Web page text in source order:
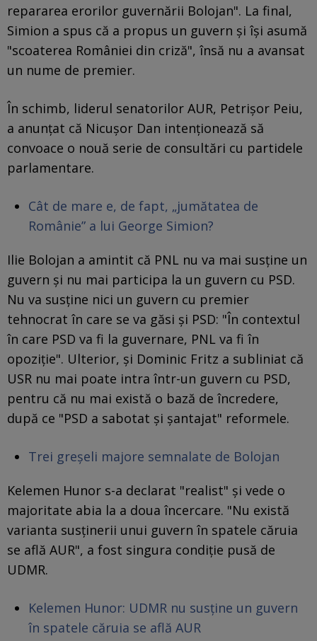
repararea erorilor guvernării Bolojan". La final,
Simion a spus că a propus un guvern şi îşi asumă
"scoaterea României din criză", însă nu a avansat
un nume de premier.
În schimb, liderul senatorilor AUR, Petrișor Peiu,
a anunțat că Nicușor Dan intenționează să
convoace o nouă serie de consultări cu partidele
parlamentare.
Cât de mare e, de fapt, „jumătatea de
Românie” a lui George Simion?
Ilie Bolojan a amintit că PNL nu va mai susţine un
guvern şi nu mai participa la un guvern cu PSD.
Nu va susţine nici un guvern cu premier
tehnocrat în care se va găsi şi PSD: "În contextul
în care PSD va fi la guvernare, PNL va fi în
opoziție". Ulterior, şi Dominic Fritz a subliniat că
USR nu mai poate intra într-un guvern cu PSD,
pentru că nu mai există o bază de încredere,
după ce "PSD a sabotat şi şantajat" reformele.
Trei greșeli majore semnalate de Bolojan
Kelemen Hunor s-a declarat "realist" şi vede o
majoritate abia la a doua încercare. "Nu există
varianta susţinerii unui guvern în spatele căruia
se află AUR", a fost singura condiţie pusă de
UDMR.
Kelemen Hunor: UDMR nu susține un guvern
în spatele căruia se află AUR